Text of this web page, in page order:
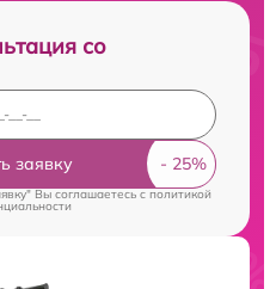
со
заявку
Вы соглашаетесь cполитикой